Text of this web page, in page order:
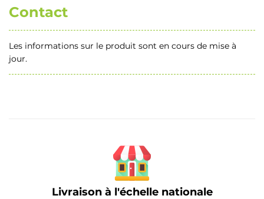
Contact
Les informations sur le produit sont en cours de mise à
jour.
Livraison à l'échelle nationale